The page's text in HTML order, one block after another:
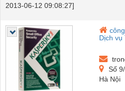
2013-06-12 09:08:27]
Dịch vụ
Số
Hà Nội